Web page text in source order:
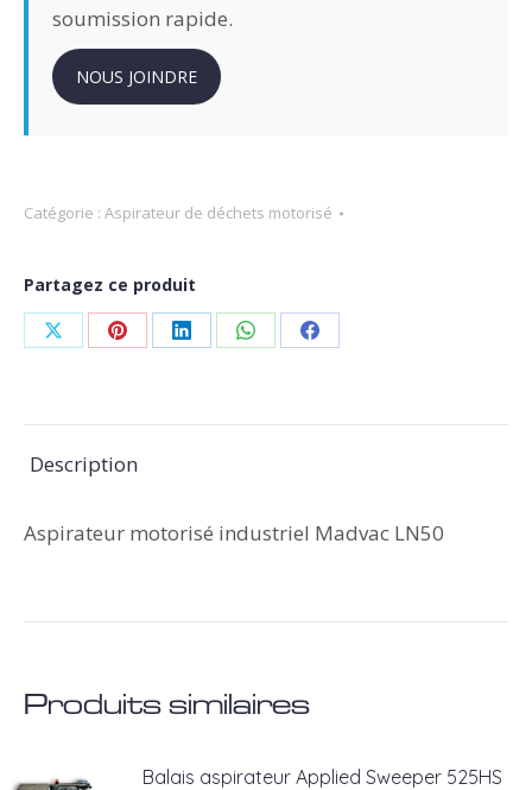
soumission rapide.
NOUS JOINDRE
Catégorie : Aspirateur de déchets motorisé
Partagez ce produit
Partager
X
Partager
Pinterest
Partager
LinkedIn
Partager
WhatsApp
Partager
Facebook
Description
Aspirateur motorisé industriel Madvac LN50
Produits similaires
Balais aspirateur Applied Sweeper 525HS